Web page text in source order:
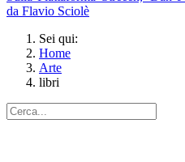
da Flavio Sciolè
Sei qui:
Home
Arte
libri